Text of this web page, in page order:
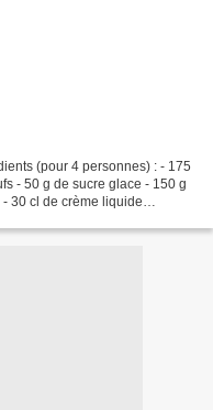
(pour 4 personnes) : - 175
- 50 g de sucre glace - 150 g
30 cl de crème liquide